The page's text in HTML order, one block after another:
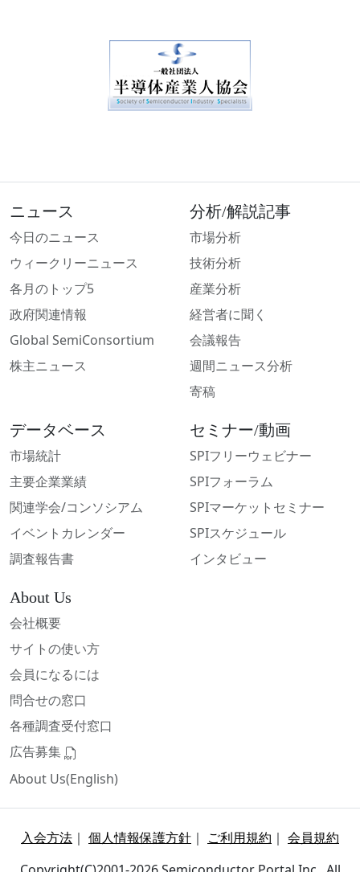
ニュース
今日のニュース
ウィークリーニュース
各月のトップ5
政府関連情報
Global SemiConsortium
株主ニュース
分析/解説記事
市場分析
技術分析
産業分析
経営者に聞く
会議報告
週間ニュース分析
寄稿
データベース
市場統計
主要企業業績
関連学会/コンソシアム
イベントカレンダー
調査報告書
セミナー/動画
SPIフリーウェビナー
SPIフォーラム
SPIマーケットセミナー
SPIスケジュール
インタビュー
About Us
会社概要
サイトの使い方
会員になるには
問合せの窓口
各種調査受付窓口
広告募集
About Us(English)
入会方法 ｜ 個人情報保護方針 ｜ ご利用規約 ｜ 会員規約